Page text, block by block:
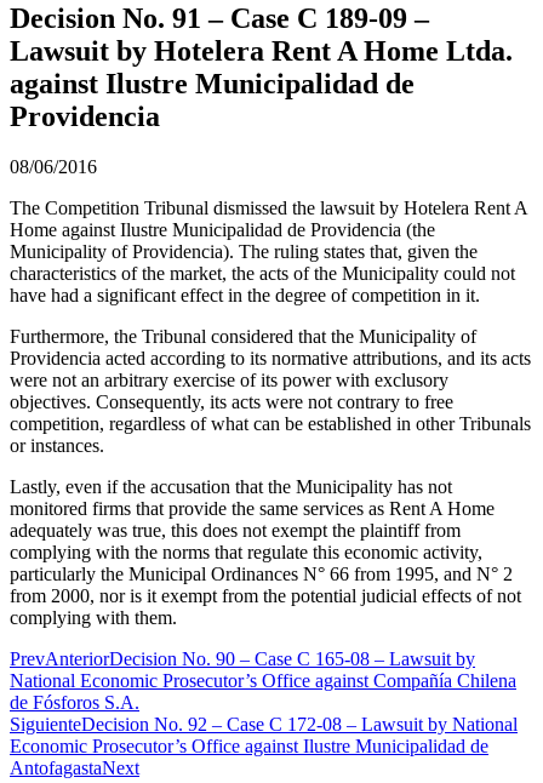
Decision No. 91 – Case C 189-09 –
Lawsuit by Hotelera Rent A Home Ltda.
against Ilustre Municipalidad de
Providencia
08/06/2016
The Competition Tribunal dismissed the lawsuit by Hotelera Rent A
Home against Ilustre Municipalidad de Providencia (the
Municipality of Providencia). The ruling states that, given the
characteristics of the market, the acts of the Municipality could not
have had a significant effect in the degree of competition in it.
Furthermore, the Tribunal considered that the Municipality of
Providencia acted according to its normative attributions, and its acts
were not an arbitrary exercise of its power with exclusory
objectives. Consequently, its acts were not contrary to free
competition, regardless of what can be established in other Tribunals
or instances.
Lastly, even if the accusation that the Municipality has not
monitored firms that provide the same services as Rent A Home
adequately was true, this does not exempt the plaintiff from
complying with the norms that regulate this economic activity,
particularly the Municipal Ordinances N° 66 from 1995, and N° 2
from 2000, nor is it exempt from the potential judicial effects of not
complying with them.
PrevAnteriorDecision No. 90 – Case C 165-08 – Lawsuit by
National Economic Prosecutor’s Office against Compañía Chilena
de Fósforos S.A.
SiguienteDecision No. 92 – Case C 172-08 – Lawsuit by National
Economic Prosecutor’s Office against Ilustre Municipalidad de
AntofagastaNext